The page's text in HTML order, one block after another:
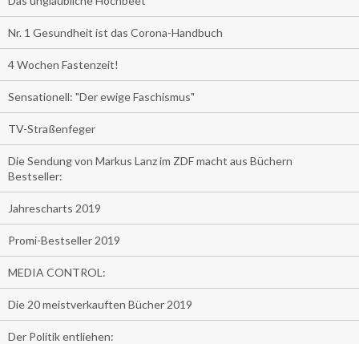
Nr. 1 Gesundheit ist das Corona-Handbuch
4 Wochen Fastenzeit!
Sensationell: "Der ewige Faschismus"
TV-Straßenfeger
Die Sendung von Markus Lanz im ZDF macht aus Büchern
Bestseller:
Jahrescharts 2019
Promi-Bestseller 2019
MEDIA CONTROL:
Die 20 meistverkauften Bücher 2019
Der Politik entliehen: